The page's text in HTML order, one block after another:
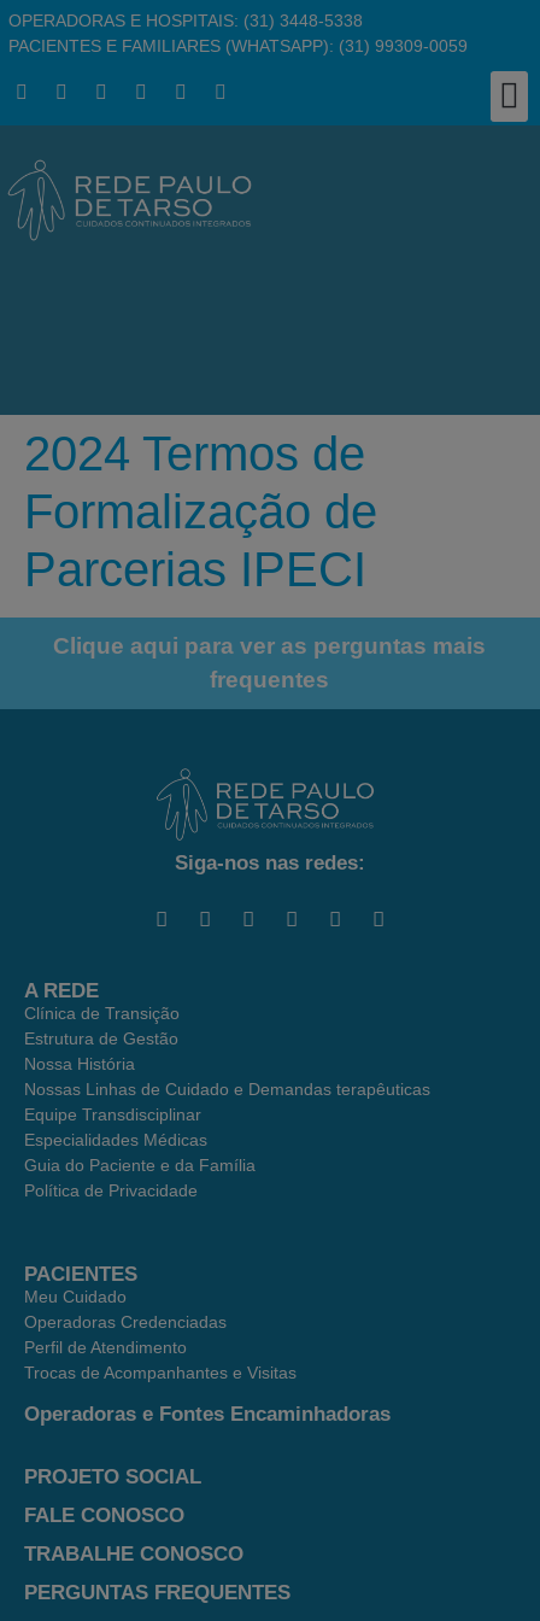
OPERADORAS E HOSPITAIS: (31) 3448-5338
PACIENTES E FAMILIARES (WHATSAPP): (31) 99309-0059
2024 Termos de
Formalização de
Parcerias IPECI
Clique aqui para ver as perguntas mais
frequentes
Siga-nos nas redes:
A REDE
Clínica de Transição
Estrutura de Gestão
Nossa História
Nossas Linhas de Cuidado e Demandas terapêuticas
Equipe Transdisciplinar
Especialidades Médicas
Guia do Paciente e da Família
Política de Privacidade
PACIENTES
Meu Cuidado
Operadoras Credenciadas
Perfil de Atendimento
Trocas de Acompanhantes e Visitas
Operadoras e Fontes Encaminhadoras
PROJETO SOCIAL
FALE CONOSCO
TRABALHE CONOSCO
PERGUNTAS FREQUENTES